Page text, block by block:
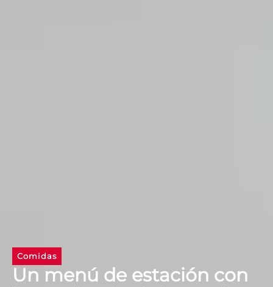
Comidas
Un menú de estación con